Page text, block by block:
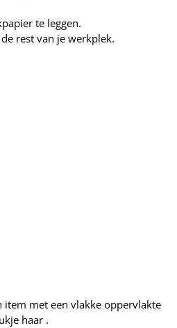
te leggen.
rest van je werkplek.
item met een vlakke oppervlakte
haar .